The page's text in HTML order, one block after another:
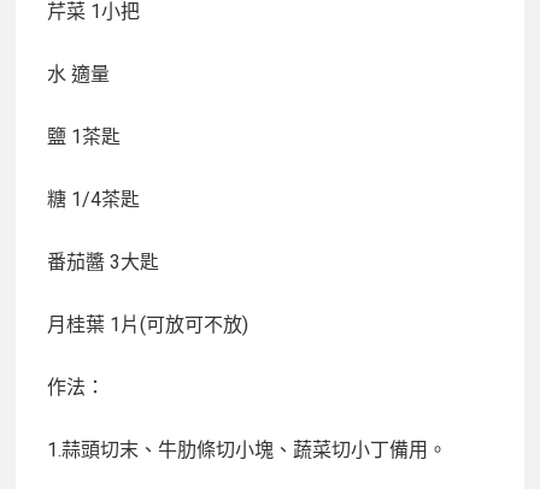
芹菜 1小把
水 適量
鹽 1茶匙
糖 1/4茶匙
番茄醬 3大匙
月桂葉 1片(可放可不放)
作法：
1.蒜頭切末、牛肋條切小塊、蔬菜切小丁備用。